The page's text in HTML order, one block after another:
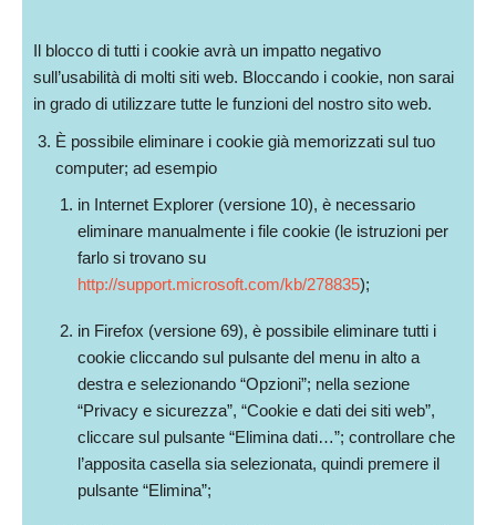
Il blocco di tutti i cookie avrà un impatto negativo
sull’usabilità di molti siti web. Bloccando i cookie, non sarai
in grado di utilizzare tutte le funzioni del nostro sito web.
È possibile eliminare i cookie già memorizzati sul tuo
computer; ad esempio
in Internet Explorer (versione 10), è necessario
eliminare manualmente i file cookie (le istruzioni per
farlo si trovano su
http://support.microsoft.com/kb/278835);
in Firefox (versione 69), è possibile eliminare tutti i
cookie cliccando sul pulsante del menu in alto a
destra e selezionando “Opzioni”; nella sezione
“Privacy e sicurezza”, “Cookie e dati dei siti web”,
cliccare sul pulsante “Elimina dati…”; controllare che
l’apposita casella sia selezionata, quindi premere il
pulsante “Elimina”;